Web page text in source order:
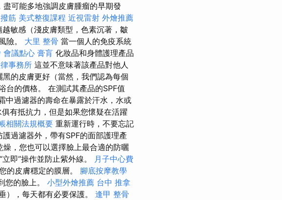
可能多地強調皮膚腫瘤的早期發
筋 美式整復課程 近視雷射 外燴推薦
敏感（淺皮膚類型，色素沉著，皺
險。 大里 整骨 當一個人的免疫系統
會議點心 膏肓 化妝品和身體護理產品
事務所 這並不意味著該產品對他人
的皮膚更好（當然，我們認為每個
台的價格。 在測試其產品的SPF值
中過濾器的壽命在暴露於汗水，水或
有抵抗力，但是如果您懷疑在活躍
相關法規概要 重新運行時，不要忘記
護過濾器外，帶有SPF的面部護理產
，您也可以選擇臉上最合適的防曬
即”操作並防止紫外線。
月子中心費
的皮膚穩定的膜層。 腳底按摩教學
您的臉上。 小型外燴推薦 台中 推拿
），每天都有必要保護。 逢甲 整骨